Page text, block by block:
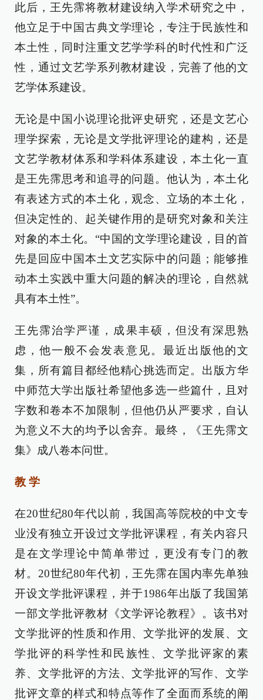
此后，王先霈将教材建设纳入学术研究之中，
他立足于中国古典文学理论，专注于民族性和
本土性，同时注重文艺学学科的时代性和广泛
性，通过文艺学系列教材建设，完善了他的文
艺学体系建设。
无论是中国小说理论批评史研究，还是文艺心
理学探索，无论是文学批评理论的建构，还是
文艺学教材体系和学科体系建设，本土化一直
是王先霈思考和追寻的问题。他认为，本土化
有表述方式的本土化，观念、立场的本土化，
但决定性的、起关键作用的是研究对象和关注
对象的本土化。“中国的文学理论建设，目的首
先是回应中国本土文艺实际中的问题；能够推
动本土实践中重大问题的解决的理论，自然就
具有本土性”。
王先霈治学严谨，成果丰硕，但没有深思熟
虑，他一般不会发表意见。最近出版他的文
集，所有篇目都经他精心挑选而定。出版方华
中师范大学出版社希望他多选一些篇什，且对
字数和卷本不加限制，但他仍从严要求，自认
为意义不大的均予以舍弃。最终，《王先霈文
集》成八卷本问世。
教 学
在20世纪80年代以前，我国高等院校的中文专
业没有独立开设过文学批评课程，有关内容只
是在文学理论中简单带过，更没有专门的教
材。20世纪80年代初，王先霈在国内率先单独
开设文学批评课程，并于1986年出版了我国第
一部文学批评教材《文学评论教程》。该书对
文学批评的性质和作用、文学批评的发展、文
学批评的科学性和民族性、文学批评家的素
养、文学批评的方法、文学批评的写作、文学
批评文章的样式和特点等作了全面而系统的阐